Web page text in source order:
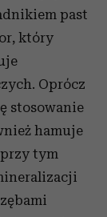
past
który
Oprócz
stosowanie
hamuje
tym